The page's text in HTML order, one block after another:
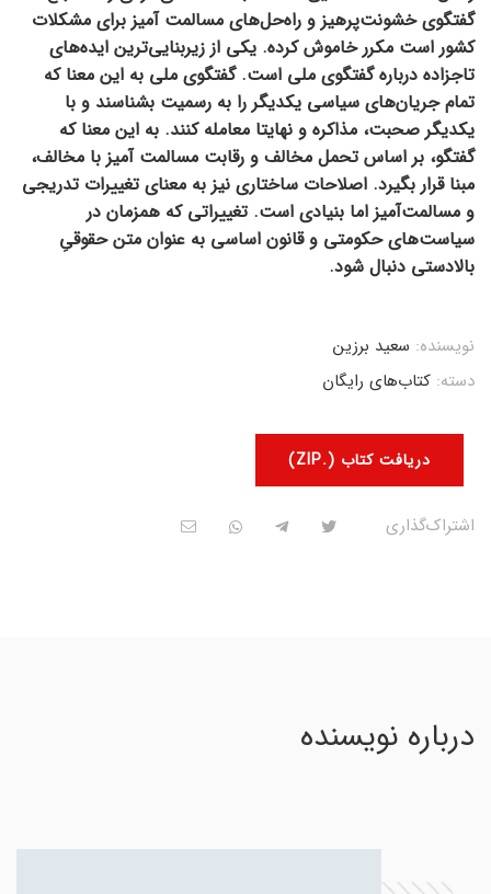
گفتگوی ‏خشونت‌پرهیز و راه‌حل‌‌های مسالمت آمیز برای مشکلات
کشور است مکرر خاموش کرده. یکی از زیربنایی‌ترین ایده‌های
تاجزاده درباره ‏گفتگوی ملی است. گفتگوی ملی به این معنا که
تمام جریان‌های سیاسی یکدیگر را به رسمیت بشناسند و با
یکدیگر صحبت، مذاکره و ‏نهایتا معامله کنند. به این معنا که
گفتگو، بر اساس تحمل مخالف و رقابت مسالمت آمیز با مخالف،
مبنا قرار بگیرد. اصلاحات ساختاری ‏نیز به معنای تغييرات تدريجی
و مسالمت‌آمیز اما بنیادی است. تغییراتی که همزمان در
سیاست‌های حکومتی و ‌‏قانون اساسی به عنوان متن حقوقیِ
بالادستی دنبال شود. ‏
دریافت کتاب (.ZIP)
نویسنده: سعید برزین
دسته: کتاب‌های رایگان
اشتراک‌گذاری
درباره نویسنده